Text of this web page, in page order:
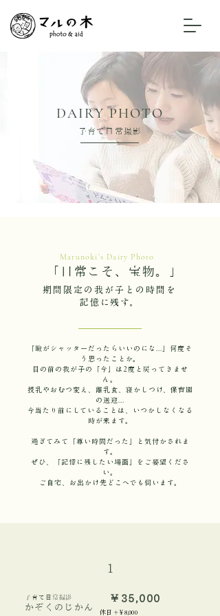
​DAIRY PHOTO
​子育て日常撮影
Marunokiʼs Dairy Photo
​「日常こそ、宝物。」
​期間限定の我が子との時間を
記憶に残す。
「瞼がシャッターだったらいいのにな...」何度そ
う思ったことか。
目の前の我が子の「今」は2度と戻ってきませ
ん。
授乳やおむつ変え、離乳食、寝かしつけ、保育園
の送迎...
今当たり前にしていることは、いつかしなくなる
時が来ます。
過ぎてみて「尊い時間だった」と気付かされま
す。
ぜひ、「記憶に残したい場面」をご要望くださ
い。
ご自宅、お出かけ先どこへでも伺います。
1
￥35,000
​子育て日常撮影
かぞくのじかん
​休日 ＋￥8,000